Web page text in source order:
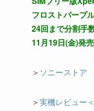
フロストパープ
24回まで分割手
11月19日(金)発売
＞ ソニーストア
＞実機レビュー